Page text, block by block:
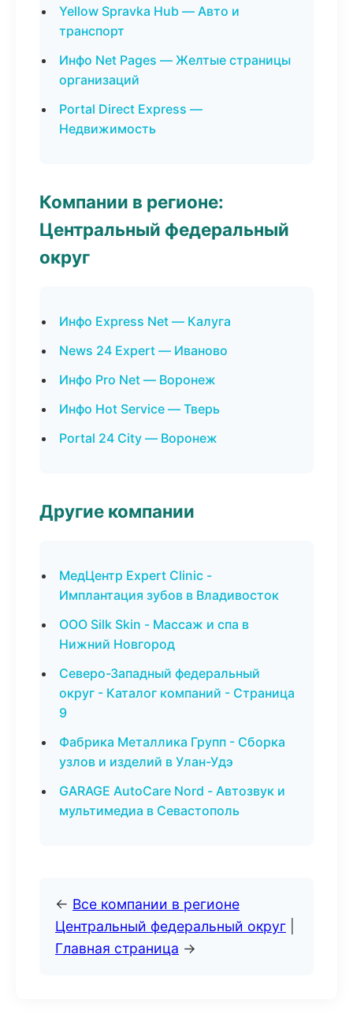
Yellow Spravka Hub — Авто и
транспорт
Инфо Net Pages — Желтые страницы
организаций
Portal Direct Express —
Недвижимость
Компании в регионе:
Центральный федеральный
округ
Инфо Express Net — Калуга
News 24 Expert — Иваново
Инфо Pro Net — Воронеж
Инфо Hot Service — Тверь
Portal 24 City — Воронеж
Другие компании
МедЦентр Expert Clinic -
Имплантация зубов в Владивосток
ООО Silk Skin - Массаж и спа в
Нижний Новгород
Северо-Западный федеральный
округ - Каталог компаний - Страница
9
Фабрика Металлика Групп - Сборка
узлов и изделий в Улан-Удэ
GARAGE AutoCare Nord - Автозвук и
мультимедиа в Севастополь
← Все компании в регионе
Центральный федеральный округ
Главная страница →